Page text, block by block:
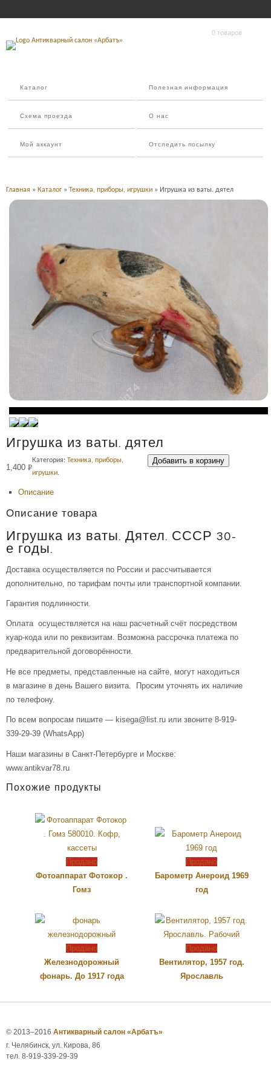
0 товаров
Каталог Полезная информация
Схема проезда О нас
Мой аккаунт Отследить посылку
Главная » Каталог » Техника, приборы, игрушки » Игрушка из ваты. дятел
Игрушка из ваты. дятел
1,400 Р
Добавить в корзину
Категория: Техника, приборы,
игрушки.
Описание
Описание товара
Игрушка из ваты. Дятел. СССР 30-
е годы.
Доставка осуществляется по России и рассчитывается
дополнительно, по тарифам почты или транспортной компании.
Гарантия подлинности.
Оплата осуществляется на наш расчетный счёт посредством
куар-кода или по реквизитам. Возможна рассрочка платежа по
предварительной договорённости.
Не все предметы, представленные на сайте, могут находиться
в магазине в день Вашего визита. Просим уточнять их наличие
по телефону.
По всем вопросам пишите — kisega@list.ru или звоните 8-919-
339-29-39 (WhatsApp)
Наши магазины в Санкт-Петербурге и Москве:
www.antikvar78.ru
Похожие продукты
Продано
Фотоаппарат Фотокор .
Гомз
Продано
Барометр Анероид 1969
год
Продано
Железнодорожный
фонарь. До 1917 года
Продано
Вентилятор, 1957 год.
Ярославль
© 2013–2016 Антикварный салон «Арбатъ»
г. Челябинск, ул. Кирова, 86
тел. 8-919-339-29-39